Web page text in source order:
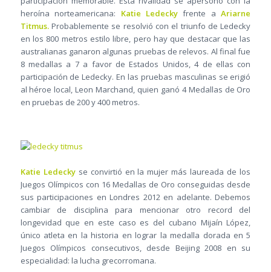
heroína norteamericana: Katie Ledecky frente aAriarne
Titmus.Probablemente se resolvió con el triunfo de Ledecky
en los 800 metros estilo libre, pero hay que destacar que las
australianas ganaron algunas pruebas de relevos. Al final fue
8 medallas a 7 a favor de Estados Unidos, 4 de ellas con
participación de Ledecky. En las pruebas masculinas se erigió
al héroe local, Leon Marchand, quien ganó 4 Medallas de Oro
en pruebas de 200 y 400 metros.
Katie Ledeckyse convirtió en la mujer más laureada de los
Juegos Olímpicos con 16 Medallas de Oro conseguidas desde
sus participaciones en Londres 2012 en adelante. Debemos
cambiar de disciplina para mencionar otro record del
longevidad que en este caso es del cubano Mijaín López,
único atleta en la historia en lograr la medalla dorada en 5
Juegos Olímpicos consecutivos, desde Beijing 2008 en su
especialidad: la lucha grecorromana.